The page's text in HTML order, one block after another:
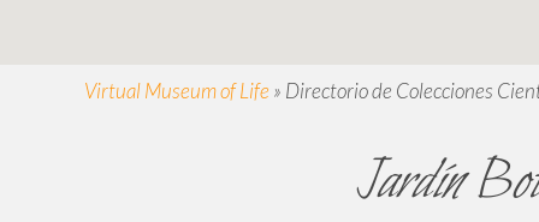
Virtual Museum of Life » Directorio de Colecciones
Jardín